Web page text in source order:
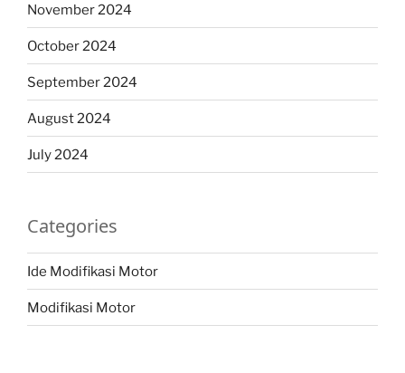
November 2024
October 2024
September 2024
August 2024
July 2024
Categories
Ide Modifikasi Motor
Modifikasi Motor